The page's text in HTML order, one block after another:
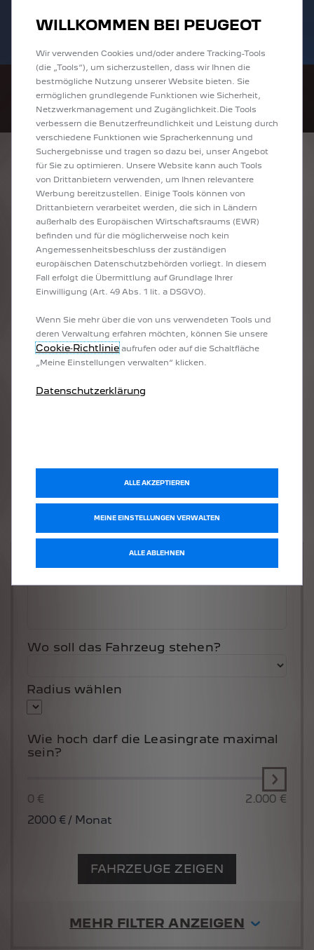
E-Autos und Plug-In-Hybride. Mehr
erfahren >>
2008 zu attraktiven Leasingraten
entdecken!
ENTDECKEN SIE
ALLE ANGEBOTE IN
RHEINE
Wo soll das Fahrzeug stehen?
Radius wählen
Wie hoch darf die Leasingrate maximal
sein?
0 €
2.000 €
2000€ / Monat
FAHRZEUGE ZEIGEN
MEHR FILTER ANZEIGEN
WILLKOMMEN BEI PEUGEOT
Wir verwenden Cookies und/oder andere Tracking-Tools
(die „Tools“), um sicherzustellen, dass wir Ihnen die
bestmögliche Nutzung unserer Website bieten. Sie
ermöglichen grundlegende Funktionen wie Sicherheit,
Netzwerkmanagement und Zugänglichkeit.Die Tools
verbessern die Benutzerfreundlichkeit und Leistung durch
verschiedene Funktionen wie Spracherkennung und
Suchergebnisse und tragen so dazu bei, unser Angebot
für Sie zu optimieren. Unsere Website kann auch Tools
von Drittanbietern verwenden, um Ihnen relevantere
Werbung bereitzustellen. Einige Tools können von
Drittanbietern verarbeitet werden, die sich in Ländern
außerhalb des Europäischen Wirtschaftsraums (EWR)
befinden und für die möglicherweise noch kein
Angemessenheitsbeschluss der zuständigen
europäischen Datenschutzbehörden vorliegt. In diesem
Fall erfolgt die Übermittlung auf Grundlage Ihrer
Einwilligung (Art. 49 Abs. 1 lit. a DSGVO).
Wenn Sie mehr über die von uns verwendeten Tools und
deren Verwaltung erfahren möchten, können Sie unsere
Cookie‑Richtlinieaufrufen oder auf die Schaltfläche
„Meine Einstellungen verwalten“ klicken.
Datenschutzerklärung
MEINE EINSTELLUNGEN VERWALTEN
ALLE AKZEPTIEREN
ALLE ABLEHNEN